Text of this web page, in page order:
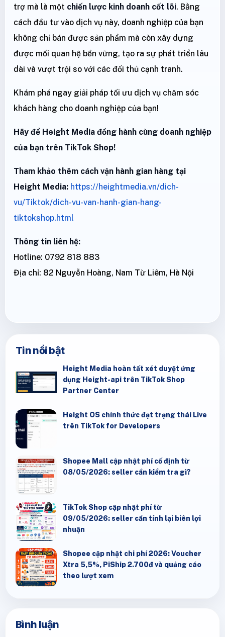
trợ mà là một chiến lược kinh doanh cốt lõi. Bằng
cách đầu tư vào dịch vụ này, doanh nghiệp của bạn
không chỉ bán được sản phẩm mà còn xây dựng
được mối quan hệ bền vững, tạo ra sự phát triển lâu
dài và vượt trội so với các đối thủ cạnh tranh.
Khám phá ngay giải pháp tối ưu dịch vụ chăm sóc
khách hàng cho doanh nghiệp của bạn!
Hãy để Height Media đồng hành cùng doanh nghiệp
của bạn trên TikTok Shop!
Tham khảo thêm cách vận hành gian hàng tại
Height Media: https://heightmedia.vn/dich-
vu/Tiktok/dich-vu-van-hanh-gian-hang-
tiktokshop.html
Thông tin liên hệ:
Hotline: 0792 818 883
Địa chỉ: 82 Nguyễn Hoàng, Nam Từ Liêm, Hà Nội
Tin nổi bật
Height Media hoàn tất xét duyệt ứng
dụng Height-api trên TikTok Shop
Partner Center
Height OS chính thức đạt trạng thái Live
trên TikTok for Developers
Shopee Mall cập nhật phí cố định từ
08/05/2026: seller cần kiểm tra gì?
TikTok Shop cập nhật phí từ
09/05/2026: seller cần tính lại biên lợi
nhuận
Shopee cập nhật chi phí 2026: Voucher
Xtra 5,5%, PiShip 2.700đ và quảng cáo
theo lượt xem
Bình luận